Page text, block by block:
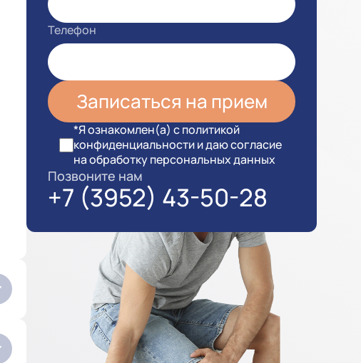
Телефон
*Я ознакомлен(а) с политикой
конфиденциальности и даю согласие
на обработку персональных данных
Позвоните нам
+7 (3952) 43-50-28